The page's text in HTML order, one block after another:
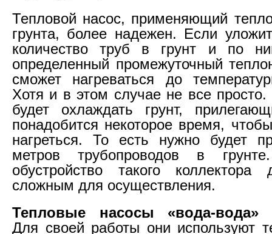
Тепловой насос, применяющий
грунта, более надежен. Если
количество труб в грунт и по
определенный промежуточный
сможет нагреваться до
Хотя и в этом случае не все просто.
будет охлаждать грунт,
понадобится некоторое время,
нагреться. То есть нужно будет
метров трубопроводов в
обустройство такого коллектора
сложным для осуществления.
Тепловые насосы «вода-вода»
Для своей работы они используют